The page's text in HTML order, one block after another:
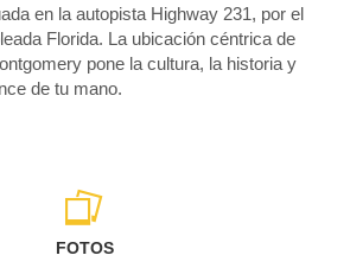
en la autopista Highway 231, por el
Florida. La ubicación céntrica de
pone la cultura, la historia y
de tu mano.
FOTOS